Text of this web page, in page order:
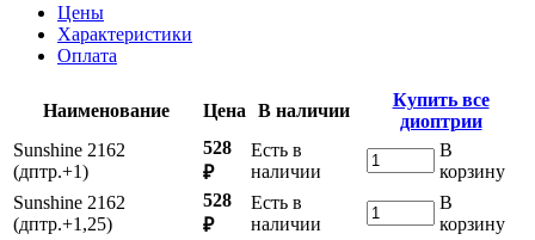
Цены
Характеристики
Оплата
Наименование Цена В наличии
Купить все
диоптрии
Sunshine 2162
(дптр.+1)
528
₽
Есть в
наличии
В
корзину
Sunshine 2162
(дптр.+1,25)
528
₽
Есть в
наличии
В
корзину